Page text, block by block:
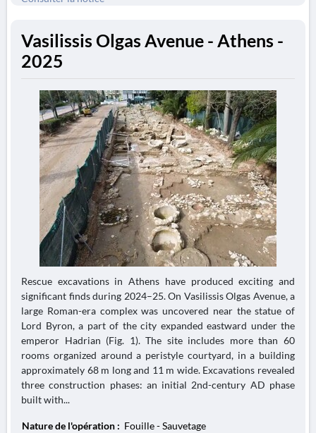
Vasilissis Olgas Avenue - Athens -
2025
Rescue excavations in Athens have produced exciting and
significant finds during 2024–25. On Vasilissis Olgas Avenue, a
large Roman-era complex was uncovered near the statue of
Lord Byron, a part of the city expanded eastward under the
emperor Hadrian (Fig. 1). The site includes more than 60
rooms organized around a peristyle courtyard, in a building
approximately 68 m long and 11 m wide. Excavations revealed
three construction phases: an initial 2nd-century AD phase
built with...
Nature de l'opération : Fouille - Sauvetage